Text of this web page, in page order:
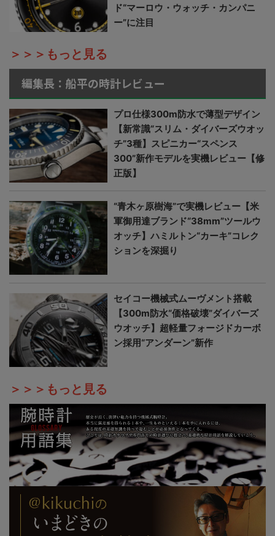
ド“マーロウ・ウォッチ・カンパニ
ー”に注目
＞＞＞もっと見る
編集長：船平の時計レビュー
プロ仕様300m防水で薄型デザイン
【新常識“スリム・ダイバーズウオッ
チ”3種】スピニカー“スペンス
300”新作モデルを実機レビュー【修
正版】
“青木ヶ原樹海”で実機レビュー【米
軍御用達ブランド“38mm”ツールウ
オッチ】ハミルトン“カーキ”コレク
ションを深掘り
セイコー機械式ムーヴメント搭載
【300m防水“価格破壊”ダイバーズ
ウオッチ】超軽量フォージドカーボ
ン採用“アンダーン”新作
＞＞＞もっと見る